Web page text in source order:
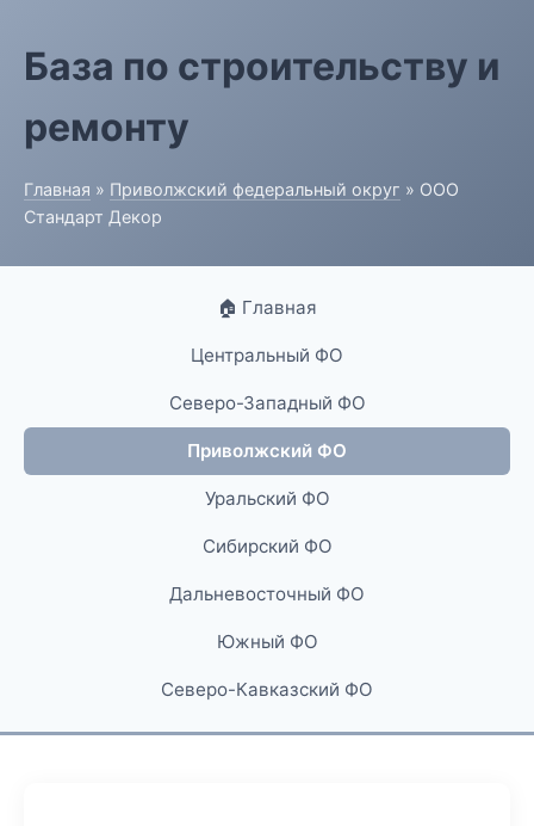
База по строительству и
ремонту
Главная » Приволжский федеральный округ » ООО
Стандарт Декор
🏠 Главная
Центральный ФО
Северо-Западный ФО
Приволжский ФО
Уральский ФО
Сибирский ФО
Дальневосточный ФО
Южный ФО
Северо-Кавказский ФО